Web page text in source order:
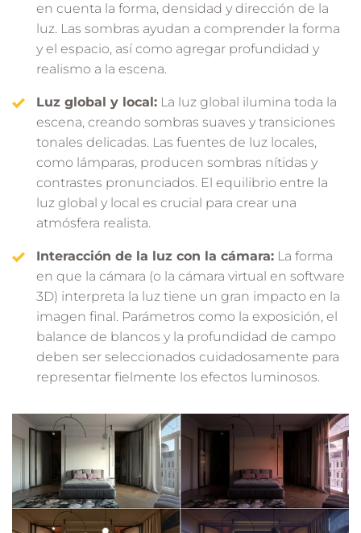
en cuenta la forma, densidad y dirección de la
luz. Las sombras ayudan a comprender la forma
y el espacio, así como agregar profundidad y
realismo a la escena.
Luz global y local: La luz global ilumina toda la
escena, creando sombras suaves y transiciones
tonales delicadas. Las fuentes de luz locales,
como lámparas, producen sombras nítidas y
contrastes pronunciados. El equilibrio entre la
luz global y local es crucial para crear una
atmósfera realista.
Interacción de la luz con la cámara: La forma
en que la cámara (o la cámara virtual en software
3D) interpreta la luz tiene un gran impacto en la
imagen final. Parámetros como la exposición, el
balance de blancos y la profundidad de campo
deben ser seleccionados cuidadosamente para
representar fielmente los efectos luminosos.